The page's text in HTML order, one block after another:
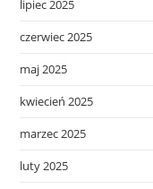
lipiec 2025
czerwiec 2025
maj 2025
kwiecień 2025
marzec 2025
luty 2025